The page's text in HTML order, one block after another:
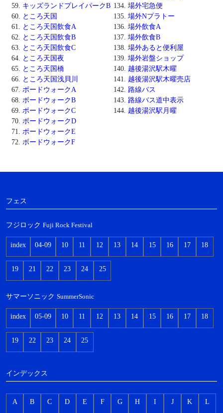
キッズランドプレイパークB
ところ天国
ところ天国飲食A
ところ天国飲食B
ところ天国飲食C
ところ天国夜
ところ天国橋
ところ天国浅貝川
ボードウォークA
ボードウォークB
ボードウォークC
ボードウォークD
ボードウォークE
ボードウォークF
場外宅急便
場外Nプラトー
場外飲食A
場外飲食B
場外あると便利屋
場外岩盤ショップ
越後湯沢駅木曜
越後湯沢駅木曜売店
路線バス
路線バス道中表示
越後湯沢駅月曜
フェス
フジロック Fuji Rock Festival
index 04-09 10 11 12 13 14 15 16 17 18
19 21 22 23 24 25
サマーソニック SummerSonic
index 05-09 10 11 12 13 14 15 16 17 18
19 22 23 24 25
インデックス
A B C D E F G H I J K L